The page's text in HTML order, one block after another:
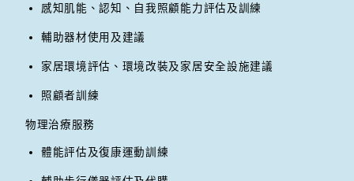
感知肌能、認知、自我照顧能力評估及訓練
輔助器材使用及建議
家居環境評估、環境改裝及家居安全設施建議
照顧者訓練
物理治療服務
體能評估及復康運動訓練